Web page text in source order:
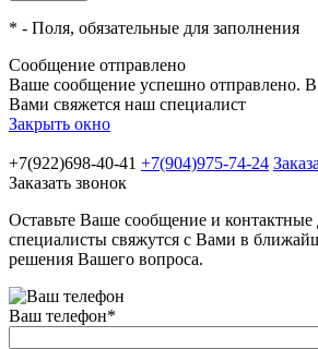
* - Поля, обязательные для заполнения
Сообщение отправлено
Ваше сообщение успешно отправлено.
Вами свяжется наш специалист
Закрыть окно
+7(922)698-40-41 +7(904)975-74-24
Заказать звонок
Оставьте Ваше сообщение и
специалисты свяжутся с Вами в
решения Вашего вопроса.
Ваш телефон*